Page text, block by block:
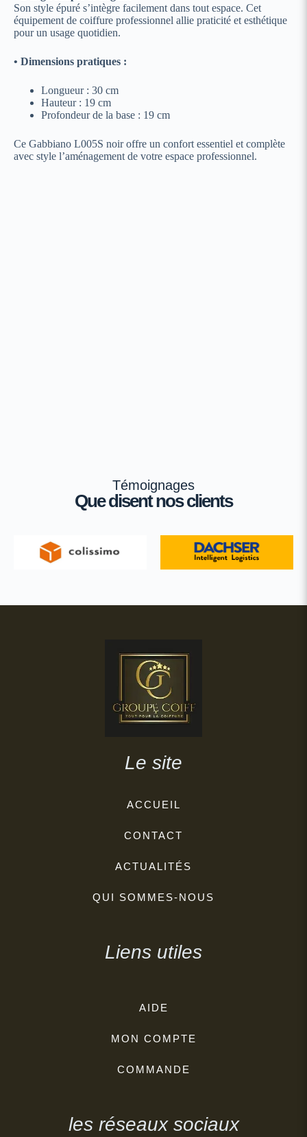
Son style épuré s’intègre facilement dans tout espace. Cet
équipement de coiffure professionnel allie praticité et esthétique
pour un usage quotidien.
• Dimensions pratiques :
Longueur : 30 cm
Hauteur : 19 cm
Profondeur de la base : 19 cm
Ce Gabbiano L005S noir offre un confort essentiel et complète
avec style l’aménagement de votre espace professionnel.
Témoignages
Que disent nos clients
Le site
ACCUEIL
CONTACT
ACTUALITÉS
QUI SOMMES-NOUS
Liens utiles
AIDE
MON COMPTE
COMMANDE
les réseaux sociaux